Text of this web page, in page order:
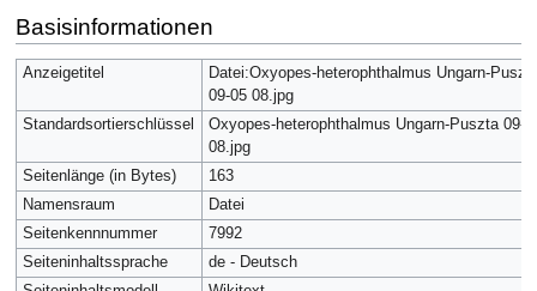
Navigation
springen
Suche
springen
Basisinformationen
Anzeigetitel
Datei:Oxyopes-heterophthalmus Ungarn-
09-05 08.jpg
Standardsortierschlüssel
Oxyopes-heterophthalmus Ungarn-Puszta 09-
08.jpg
Seitenlänge (in Bytes)
163
Namensraum
Datei
Seitenkennnummer
7992
Seiteninhaltssprache
de - Deutsch